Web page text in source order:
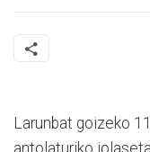
Larunbat goizeko
antolaturiko